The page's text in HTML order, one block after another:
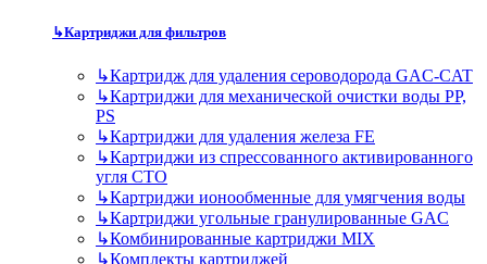
↳Картриджи для фильтров
↳Картридж для удаления сероводорода GAC-CAT
↳Картриджи для механической очистки воды PP,
PS
↳Картриджи для удаления железа FE
↳Картриджи из спрессованного активированного
угля CTO
↳Картриджи ионообменные для умягчения воды
↳Картриджи угольные гранулированные GAC
↳Комбинированные картриджи MIX
↳Комплекты картриджей